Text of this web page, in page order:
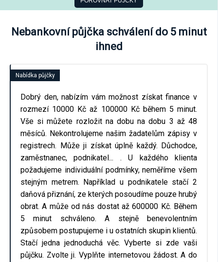
Nebankovní půjčka schválení do 5 minut
ihned
Nabídka půjčky
Dobrý den, nabízím vám možnost získat finance v
rozmezí 10000 Kč až 100000 Kč během 5 minut.
Vše si můžete rozložit na dobu na dobu 3 až 48
měsíců. Nekontrolujeme našim žadatelům zápisy v
registrech. Může ji získat úplně každý. Důchodce,
zaměstnanec, podnikatel... . U každého klienta
požadujeme individuální podmínky, neměříme všem
stejným metrem. Například u podnikatele stačí 2
daňová přiznání, ze kterých posoudíme pouze hrubý
obrat. A může od nás dostat až 600000 Kč. Během
5 minut schváleno. A stejně benevolentním
způsobem postupujeme i u ostatních skupin klientů.
Stačí jedna jednoduchá věc. Vyberte si zde vaši
půjčku. Zvolte ji. Vyplňte internetovou žádost. A do